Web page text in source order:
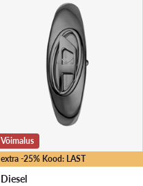
extra -25% Kood: LAST
Võimalus
Diesel